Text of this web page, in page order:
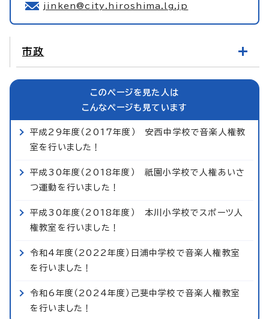
jinken@city.hiroshima.lg.jp
市政
このページを見た人は
こんなページも見ています
平成29年度（2017年度） 安西中学校で音楽人権教
室を行いました！
平成30年度（2018年度） 祇園小学校で人権あいさ
つ運動を行いました！
平成30年度（2018年度） 本川小学校でスポーツ人
権教室を行いました！
令和4年度（2022年度）日浦中学校で音楽人権教室
を行いました！
令和6年度（2024年度）己斐中学校で音楽人権教室
を行いました！